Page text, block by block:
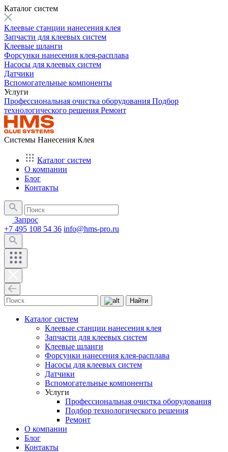
Каталог систем
Клеевые станции нанесения клея
Запчасти для клеевых систем
Клеевые шланги
Форсунки нанесения клея-расплава
Насосы для клеевых систем
Датчики
Вспомогательные компоненты
Услуги
Профессиональная очистка оборудования Подбор
технологического решения Ремонт
Системы Нанесения Клея
Каталог систем
О компании
Блог
Контакты
Запрос
+7 495 108 54 36 info@hms-pro.ru
Найти
Каталог систем
Клеевые станции нанесения клея
Запчасти для клеевых систем
Клеевые шланги
Форсунки нанесения клея-расплава
Насосы для клеевых систем
Датчики
Вспомогательные компоненты
Услуги
Профессиональная очистка оборудования
Подбор технологического решения
Ремонт
О компании
Блог
Контакты